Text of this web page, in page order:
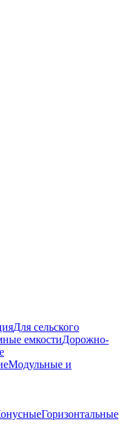
Для сельского
емкостиДорожно-
Модульные и
Горизонтальные